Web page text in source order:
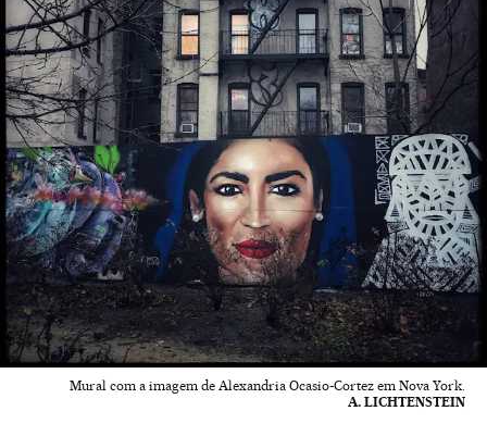
Mural com a imagem de Alexandria Ocasio-Cortez em Nova York.
A. LICHTENSTEIN